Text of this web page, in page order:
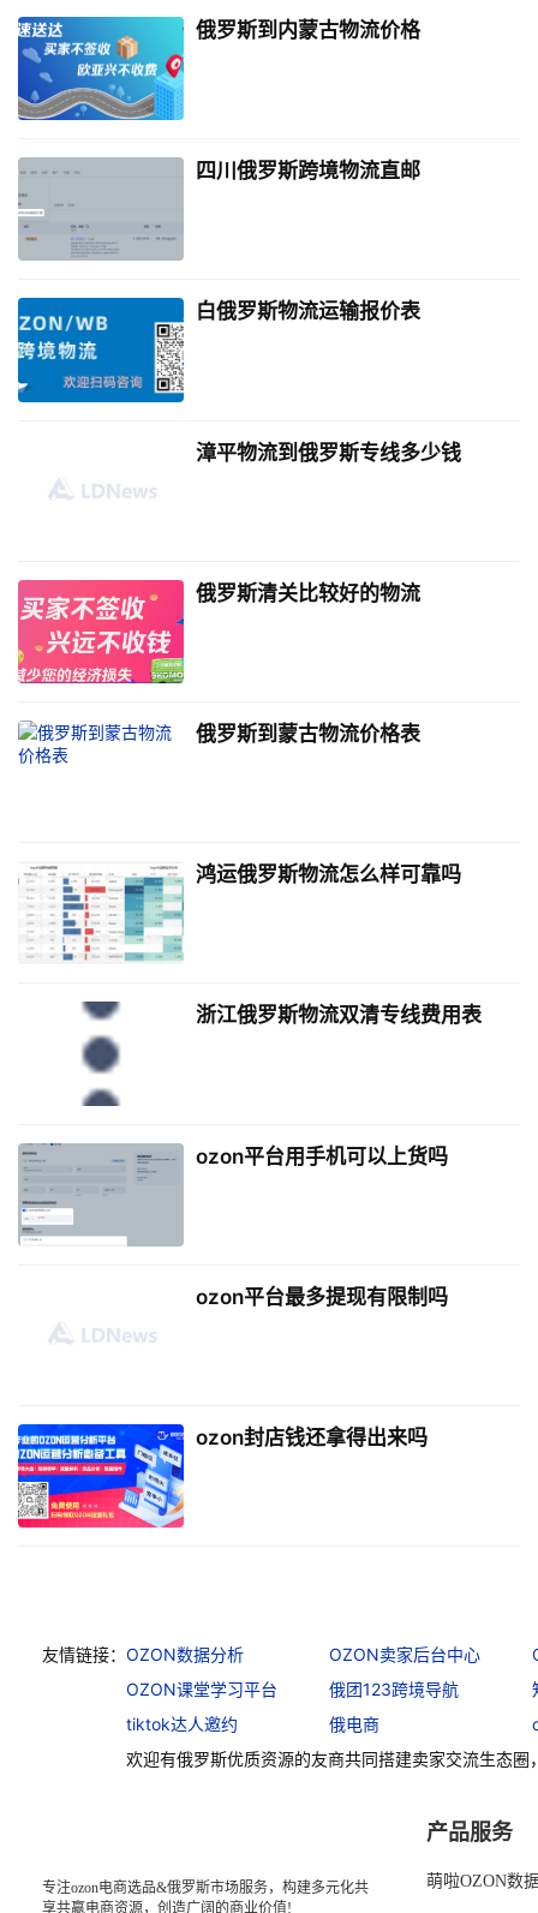
俄罗斯到内蒙古物流价格
四川俄罗斯跨境物流直邮
白俄罗斯物流运输报价表
漳平物流到俄罗斯专线多少钱
俄罗斯清关比较好的物流
俄罗斯到蒙古物流价格表
鸿运俄罗斯物流怎么样可靠吗
浙江俄罗斯物流双清专线费用表
ozon平台用手机可以上货吗
ozon平台最多提现有限制吗
ozon封店钱还拿得出来吗
友情链接： OZON数据分析 OZON卖家后台中心
OZON课堂学习平台
俄团123跨境导航
tiktok达人邀约
俄电商
欢迎有俄罗斯优质资源的友商共同搭建卖家交流生态圈
专注ozon电商选品&俄罗斯市场服务，构建多元化共
享共赢电商资源，创造广阔的商业价值!
产品服务
萌啦OZON数